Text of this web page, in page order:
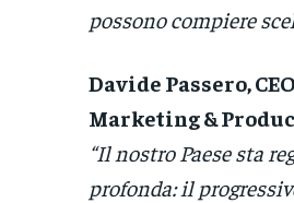
possono compiere
Davide Passero,
Marketing &
“Il nostro Paese sta
profonda: il